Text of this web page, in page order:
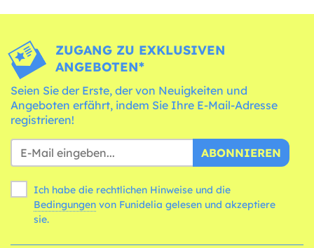
ZUGANG ZU EXKLUSIVEN
ANGEBOTEN*
Seien Sie der Erste, der von Neuigkeiten und
Angeboten erfährt, indem Sie Ihre E-Mail-Adresse
registrieren!
ABONNIEREN
Ich habe die rechtlichen Hinweise und die
Bedingungen
sie.